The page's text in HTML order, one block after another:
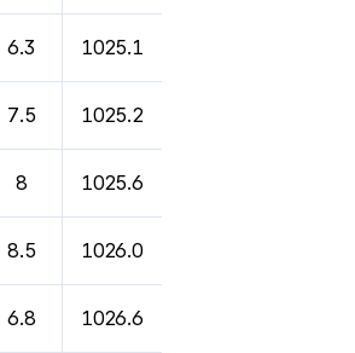
6.3 1025.1
7.5 1025.2
8 1025.6
8.5 1026.0
6.8 1026.6